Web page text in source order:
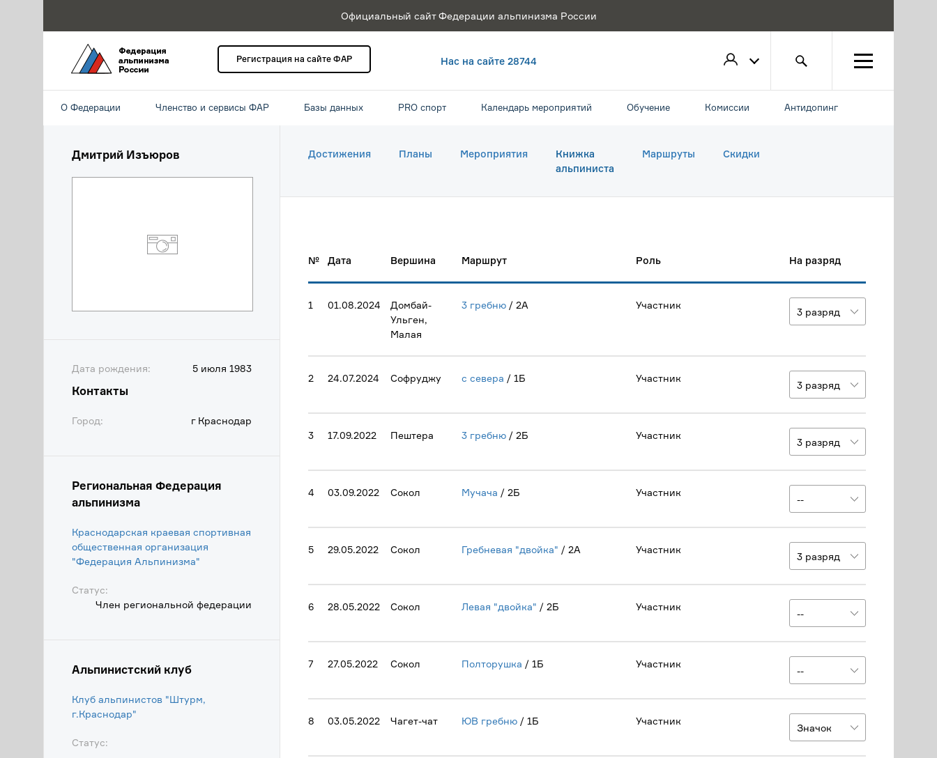
Официальный сайт Федерации альпинизма России
Регистрация на сайте ФАР Нас на сайте 28744
О Федерации Членство и сервисы ФАР Базы данных PRO спорт Календарь мероприятий Обучение Комиссии Антидопинг
Дмитрий Изъюров
Дата рождения: 5 июля 1983
Контакты
Город: г Краснодар
Региональная Федерация
альпинизма
Краснодарская краевая спортивная
общественная организация
"Федерация Альпинизма"
Статус:
Член региональной федерации
Альпинистский клуб
Клуб альпинистов "Штурм,
г.Краснодар"
Статус:
Достижения Планы Мероприятия
Книжка
альпиниста
Маршруты Скидки
№ Дата Вершина Маршрут Роль На разряд
1 01.08.2024
Домбай-
Ульген,
Малая
3 гребню / 2А Участник
2 24.07.2024 Софруджу с севера / 1Б Участник
3 17.09.2022 Пештера 3 гребню / 2Б Участник
4 03.09.2022 Сокол Мучача / 2Б Участник
5 29.05.2022 Сокол Гребневая "двойка" / 2А Участник
6 28.05.2022 Сокол Левая "двойка" / 2Б Участник
7 27.05.2022 Сокол Полторушка / 1Б Участник
8 03.05.2022 Чагет-чат ЮВ гребню / 1Б Участник